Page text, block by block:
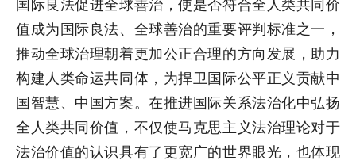
国际良法促进全球善治，使是否符合全人类共同价
值成为国际良法、全球善治的重要评判标准之一，
推动全球治理朝着更加公正合理的方向发展，助力
构建人类命运共同体，为捍卫国际公平正义贡献中
国智慧、中国方案。在推进国际关系法治化中弘扬
全人类共同价值，不仅使马克思主义法治理论对于
法治价值的认识具有了更宽广的世界眼光，也体现